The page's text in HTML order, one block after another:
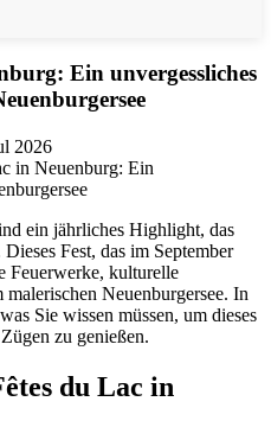
Ein unvergessliches
2026
in Neuenburg: Ein
ein jährliches Highlight, das
Fest, das im September
Feuerwerke, kulturelle
Neuenburgersee. In
Sie wissen müssen, um dieses
zu genießen.
du Lac in